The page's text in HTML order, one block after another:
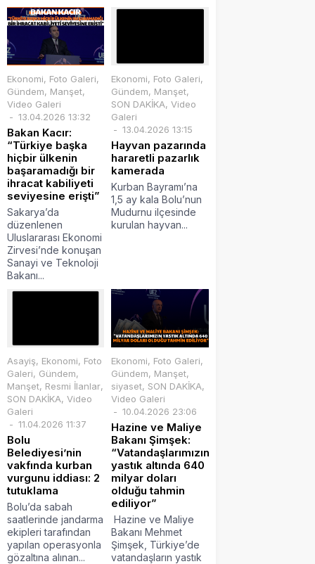
Ekonomi, Foto Galeri,
Gündem, Manşet,
Video Galeri
13.04.2026 13:32
Bakan Kacır:
“Türkiye başka
hiçbir ülkenin
başaramadığı bir
ihracat kabiliyeti
seviyesine erişti”
Sakarya’da
düzenlenen
Uluslararası Ekonomi
Zirvesi’nde konuşan
Sanayi ve Teknoloji
Bakanı...
Ekonomi, Foto Galeri,
Gündem, Manşet,
SON DAKİKA,Video
Galeri
13.04.2026 13:15
Hayvan pazarında
hararetli pazarlık
kamerada
Kurban Bayramı’na
1,5 ay kala Bolu’nun
Mudurnu ilçesinde
kurulan hayvan...
Asayiş, Ekonomi, Foto
Galeri, Gündem,
Manşet, Resmi İlanlar,
SON DAKİKA, Video
Galeri
11.04.2026 11:37
Bolu
Belediyesi’nin
vakfında kurban
vurgunu iddiası: 2
tutuklama
Bolu’da sabah
saatlerinde jandarma
ekipleri tarafından
yapılan operasyonla
gözaltına alınan...
Ekonomi, Foto Galeri,
Gündem, Manşet,
siyaset, SON DAKİKA,
Video Galeri
10.04.2026 23:06
Hazine ve Maliye
Bakanı Şimşek:
“Vatandaşlarımızın
yastık altında 640
milyar doları
olduğu tahmin
ediliyor”
Hazine ve Maliye
Bakanı Mehmet
Şimşek, Türkiye’de
vatandaşların yastık